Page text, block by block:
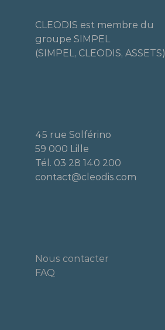
CLEODIS est membre du
groupe SIMPEL
(SIMPEL, CLEODIS, ASSETS)
45 rue Solférino
59 000 Lille
Tél. 03 28 140 200
contact@cleodis.com
Nous contacter
FAQ